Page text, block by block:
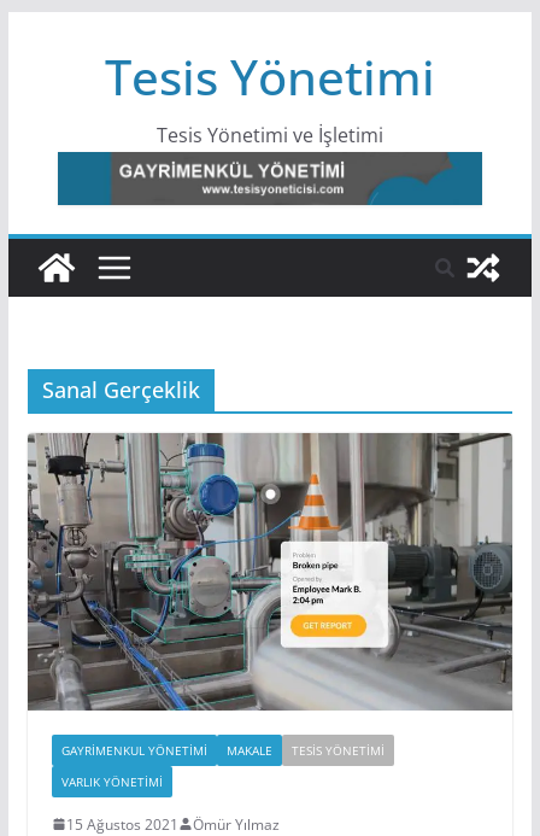
Tesis Yönetimi
Tesis Yönetimi ve İşletimi
Sanal Gerçeklik
GAYRIMENKUL YÖNETIMI MAKALE
TESIS YÖNETIMI
VARLIK YÖNETIMI
15 Ağustos 2021 Ömür Yılmaz